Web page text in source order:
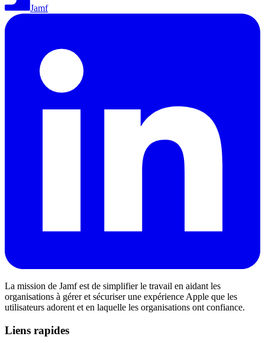
Jamf
La mission de Jamf est de simplifier le travail en aidant les
organisations à gérer et sécuriser une expérience Apple que les
utilisateurs adorent et en laquelle les organisations ont confiance.
Liens rapides